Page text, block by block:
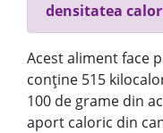
densitatea
Acest aliment face
conține 515
100 de grame din
aport caloric din